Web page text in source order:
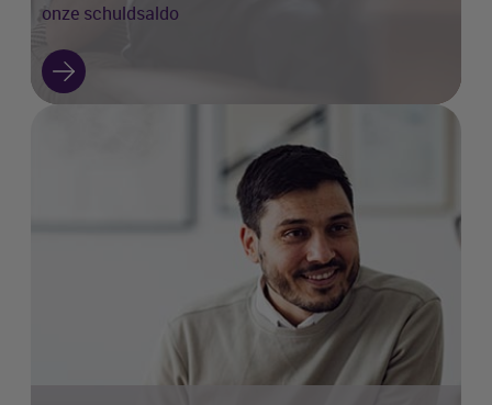
onze schuldsaldo